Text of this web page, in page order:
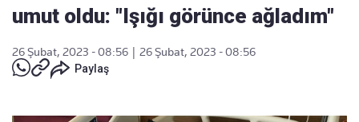
umut oldu: "Işığı görünce ağladım"
26 Şubat, 2023 - 08:56
26 Şubat, 2023 - 08:56
Paylaş